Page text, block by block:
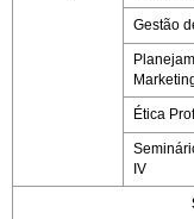
Gestão
Ética
IV